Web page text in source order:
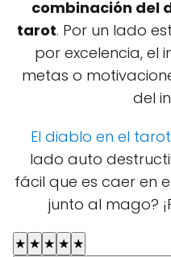
combinación del
tarot. Por un lado
por excelencia, el
metas o
del
El diablo en el tarot
lado auto
fácil que es caer en
junto al mago?
★ ★ ★ ★ ★